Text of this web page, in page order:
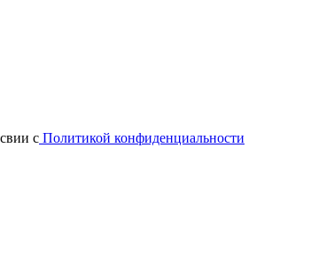
с Политикой конфиденциальности